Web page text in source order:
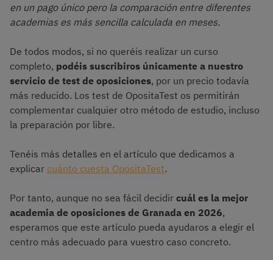
en un pago único pero la comparación entre diferentes
academias es más sencilla calculada en meses.
De todos modos, si no queréis realizar un curso
completo, podéis suscribiros únicamente a nuestro
servicio de test de oposiciones, por un precio todavía
más reducido. Los test de OpositaTest os permitirán
complementar cualquier otro método de estudio, incluso
la preparación por libre.
Tenéis más detalles en el artículo que dedicamos a
explicar cuánto cuesta OpositaTest.
Por tanto, aunque no sea fácil decidir cuál es la mejor
academia de oposiciones de Granada en 2026,
esperamos que este artículo pueda ayudaros a elegir el
centro más adecuado para vuestro caso concreto.